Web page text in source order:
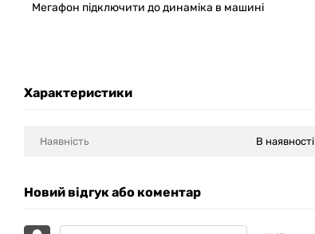
Мегафон підключити до динаміка в машині
Характеристики
Наявність В наявності
Новий відгук або коментар